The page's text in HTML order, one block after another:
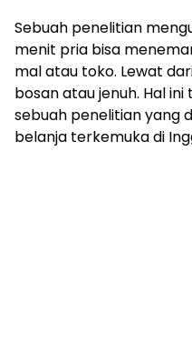
Sebuah penelitian
menit pria bisa
mal atau toko. Lewat
bosan atau jenuh. Hal
sebuah penelitian yang
belanja terkemuka di